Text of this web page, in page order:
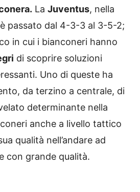
La Juventus, nella
passato dal 4-3-3 al 3-5-2;
in cui i bianconeri hanno
di scoprire soluzioni
Uno di queste ha
da terzino a centrale, di
determinante nella
anche a livello tattico
qualità nell’andare ad
con grande qualità.